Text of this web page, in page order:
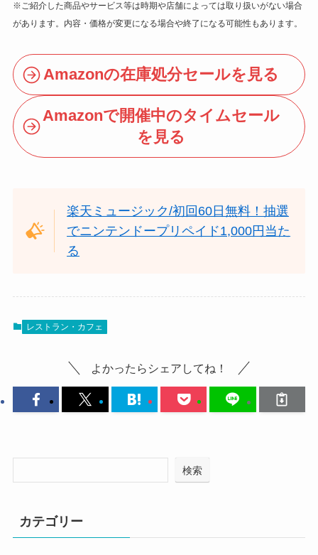
※ご紹介した商品やサービス等は時期や店舗によっては取り扱いがない場合
があります。内容・価格が変更になる場合や終了になる可能性もあります。
Amazonの在庫処分セールを見る
Amazonで開催中のタイムセール
を見る
楽天ミュージック/初回60日無料！抽選
でニンテンドープリペイド1,000円当た
る
レストラン・カフェ
よかったらシェアしてね！
検索
カテゴリー